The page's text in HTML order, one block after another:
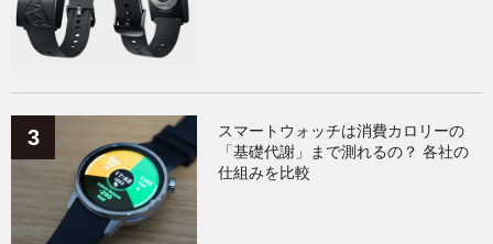
スマートウォッチは消費カロリーの
「基礎代謝」まで測れるの？ 各社の
仕組みを比較